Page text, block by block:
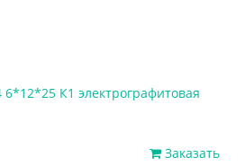
К1 электрографитовая
Заказать